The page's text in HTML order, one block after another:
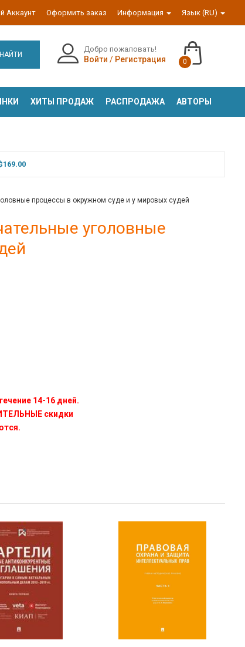
Аккаунт Оформить заказ Информация Язык (RU)
НАЙТИ
Добро пожаловать!
Войти / Регистрация 0
ХИТЫ ПРОДАЖ РАСПРОДАЖА АВТОРЫ
процессы в окружном суде и у мировых судей
уголовные
14-16 дней.
скидки